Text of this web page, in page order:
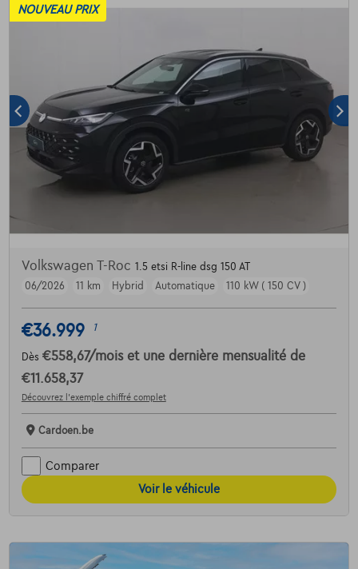
NOUVEAU PRIX
Volkswagen T-Roc 1.5 etsi R-line dsg 150 AT
06/2026
11 km Hybrid Automatique 110 kW ( 150 CV )
€36.999 1
Dès €558,67/mois et une dernière mensualité de
€11.658,37
Découvrez l’exemple chiffré complet
Cardoen.be
Comparer
Voir le véhicule